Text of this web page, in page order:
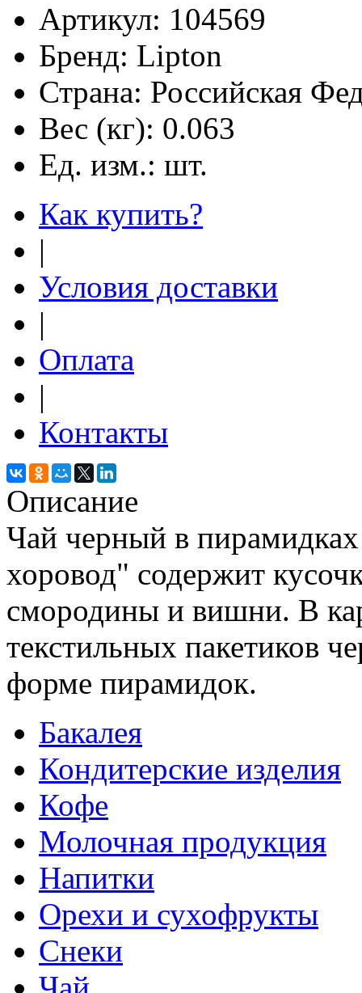
Артикул: 104569
Бренд: Lipton
Страна: Российская
Вес (кг): 0.063
Ед. изм.: шт.
Как купить?
|
Условия доставки
|
Оплата
|
Контакты
Описание
Чай черный в
хоровод" содержит
смородины и вишни. В
текстильных пакетиков
форме пирамидок.
Бакалея
Кондитерские изделия
Кофе
Молочная продукция
Напитки
Орехи и сухофрукты
Снеки